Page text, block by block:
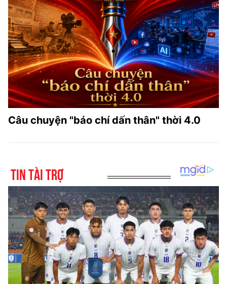
Câu chuyện "báo chí dấn thân" thời 4.0